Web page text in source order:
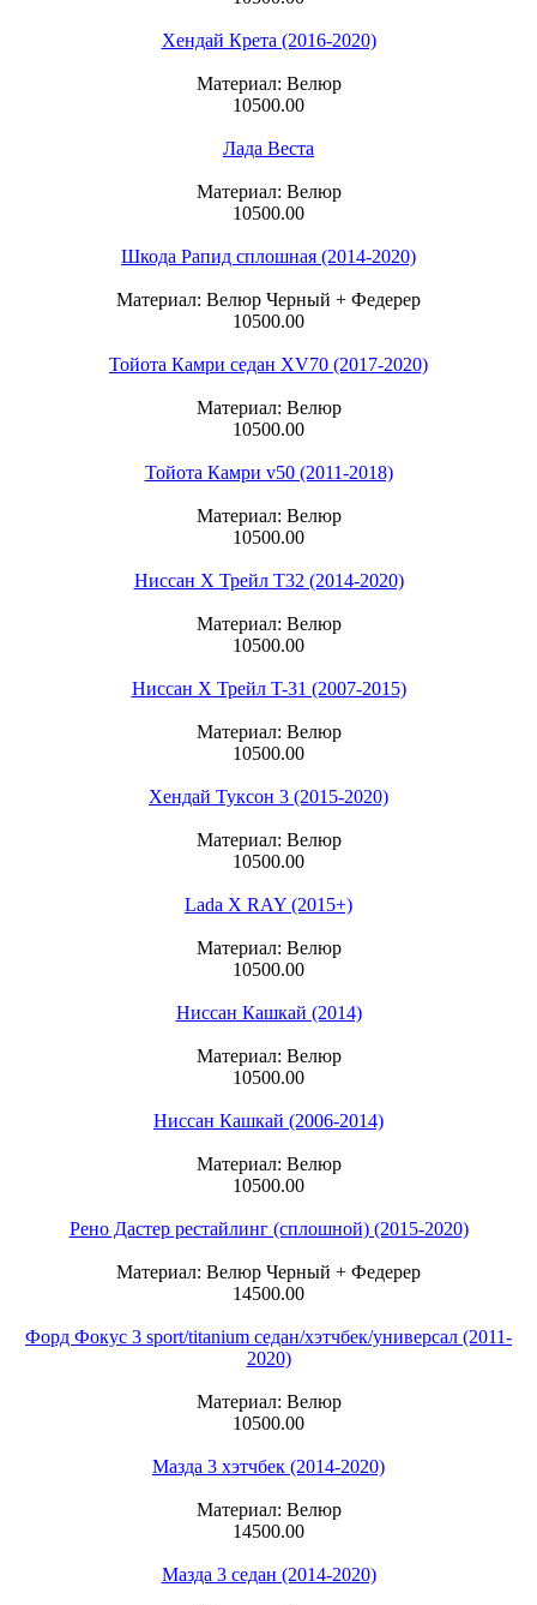
Хендай Крета (2016-2020)
Материал: Велюр
10500.00
Лада Веста
Материал: Велюр
10500.00
Шкода Рапид сплошная (2014-2020)
Материал: Велюр Черный + Федерер
10500.00
Тойота Камри седан XV70 (2017-2020)
Материал: Велюр
10500.00
Тойота Камри v50 (2011-2018)
Материал: Велюр
10500.00
Ниссан Х Трейл T32 (2014-2020)
Материал: Велюр
10500.00
Ниссан Х Трейл T-31 (2007-2015)
Материал: Велюр
10500.00
Хендай Туксон 3 (2015-2020)
Материал: Велюр
10500.00
Lada X RAY (2015+)
Материал: Велюр
10500.00
Ниссан Кашкай (2014)
Материал: Велюр
10500.00
Ниссан Кашкай (2006-2014)
Материал: Велюр
10500.00
Рено Дастер рестайлинг (сплошной) (2015-2020)
Материал: Велюр Черный + Федерер
14500.00
Форд Фокус 3 sport/titanium седан/хэтчбек/универсал (2011-
2020)
Материал: Велюр
10500.00
Мазда 3 хэтчбек (2014-2020)
Материал: Велюр
14500.00
Мазда 3 седан (2014-2020)